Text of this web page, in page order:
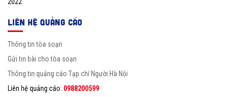
LIÊN HỆ QUẢNG CÁO
Thông tin tòa soạn
Gửi tin bài cho tòa soạn
Thông tin quảng cáo Tạp chí Người Hà Nội
Liên hệ quảng cáo: 0988200599